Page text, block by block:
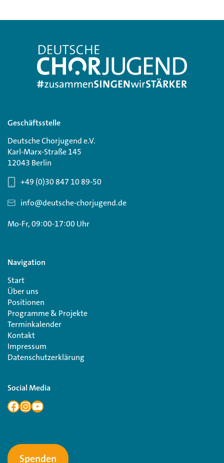
Geschäftsstelle
Deutsche Chorjugend e.V.
Karl-Marx-Straße 145
12043 Berlin
+49 (0)30 847 10 89-50
info@deutsche-chorjugend.de
Mo-Fr, 09:00-17:00 Uhr
Navigation
Start
Über uns
Positionen
Programme & Projekte
Terminkalender
Kontakt
Impressum
Datenschutzerklärung
Social Media
Spenden